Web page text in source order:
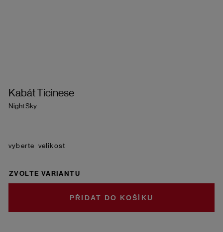
Kabát Ticinese
Night Sky
velikost
ZVOLTE VARIANTU
DO KOŠÍKU